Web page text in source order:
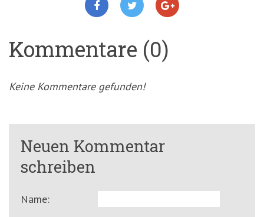
Kommentare (0)
Keine Kommentare gefunden!
Neuen Kommentar
schreiben
Name: